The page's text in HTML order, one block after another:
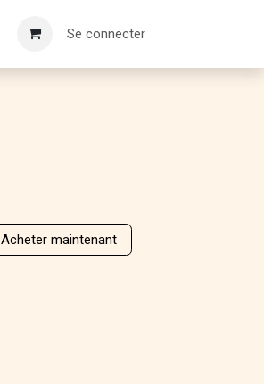
Se connecter
Acheter maintenant